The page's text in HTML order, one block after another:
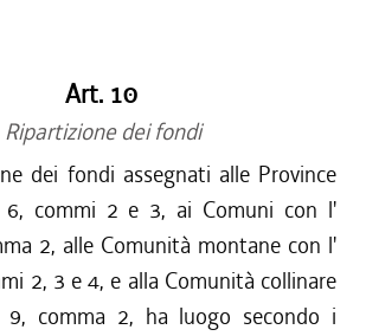
Art. 10
Ripartizione dei fondi
dei fondi assegnati alle Province
commi 2 e 3, ai Comuni con l'
2, alle Comunità montane con l'
2, 3 e 4, e alla Comunità collinare
comma 2, ha luogo secondo i